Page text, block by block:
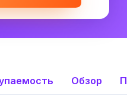
Обзор